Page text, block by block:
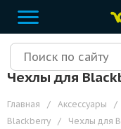
Чехлы для
Главная / Аксессуары /
Blackberry
/ Чехлы для